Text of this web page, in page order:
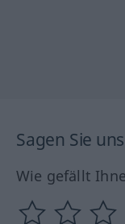
Sagen Sie
Wie gefällt